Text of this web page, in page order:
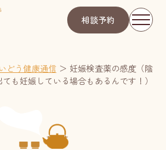
相談予約
どう健康通信 ＞ 妊娠検査薬の感度（陰
ても妊娠している場合もあるんです！）